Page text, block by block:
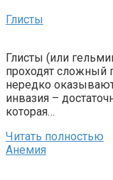
Глисты
Глисты (или
проходят сложный
нередко
инвазия –
которая…
Читать полностью
Анемия